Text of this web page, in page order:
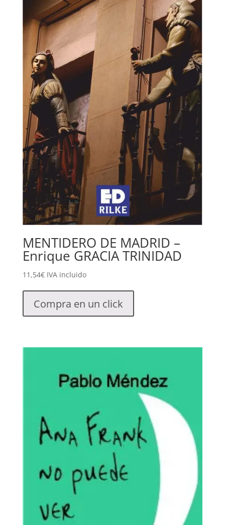
MENTIDERO DE MADRID –
Enrique GRACIA TRINIDAD
11,54€ IVA incluido
Compra en un click